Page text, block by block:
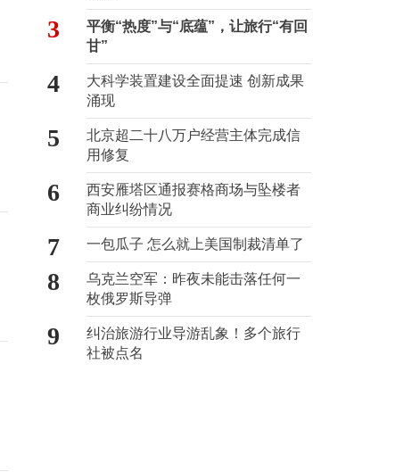
3
平衡“热度”与“底蕴”，让旅行“有回
甘”
4
大科学装置建设全面提速 创新成果
涌现
5
北京超二十八万户经营主体完成信
用修复
6
西安雁塔区通报赛格商场与坠楼者
商业纠纷情况
7 一包瓜子 怎么就上美国制裁清单了
8
乌克兰空军：昨夜未能击落任何一
枚俄罗斯导弹
9
纠治旅游行业导游乱象！多个旅行
社被点名